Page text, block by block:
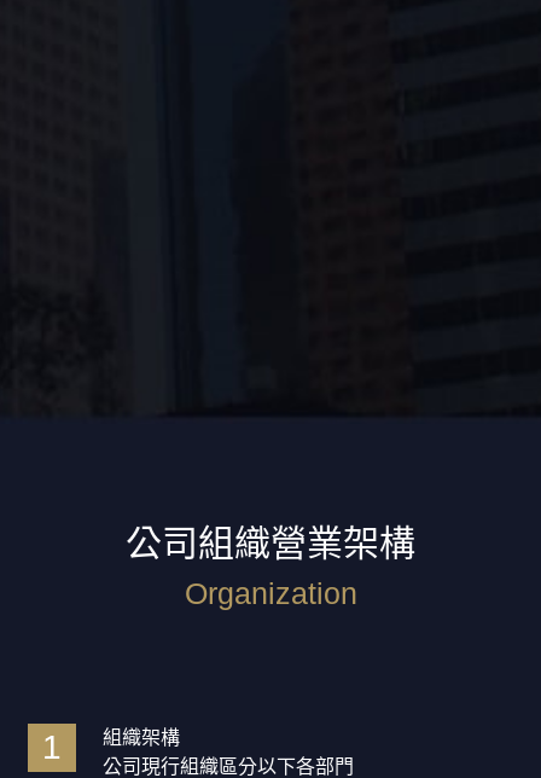
公司組織營業架構
Organization
1
組織架構
公司現行組織區分以下各部門